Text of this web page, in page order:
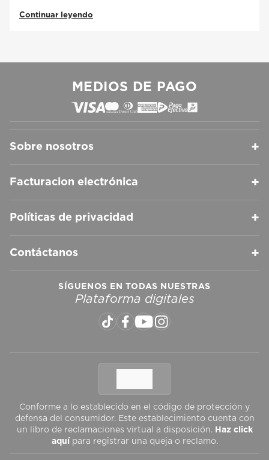
Continuar leyendo
MEDIOS DE PAGO
Sobre nosotros +
Facturacion electrónica +
Políticas de privacidad +
Contáctanos +
SÍGUENOS EN TODAS NUESTRAS
Plataforma digitales
Conforme a lo establecido en el código de protección y
defensa del consumidor. Este establecimiento cuenta con
un libro de reclamaciones virtual a disposición. Haz click
aquí para registrar una queja o reclamo.